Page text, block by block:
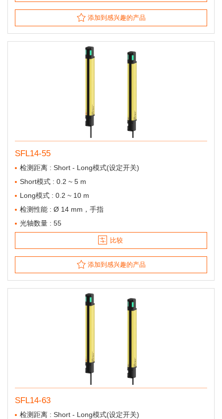
添加到感兴趣的产品
SFL14-55
检测距离 : Short - Long模式(设定开关)
Short模式 : 0.2 ~ 5 m
Long模式 : 0.2 ~ 10 m
检测性能 : Ø 14 mm，手指
光轴数量 : 55
比较
添加到感兴趣的产品
SFL14-63
检测距离 : Short - Long模式(设定开关)